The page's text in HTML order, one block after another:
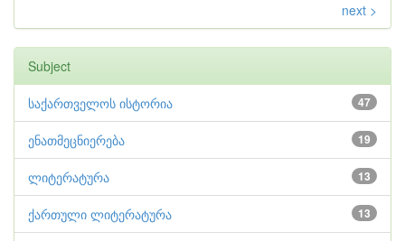
next >
Subject
47
საქართველოს ისტორია
19
ენათმეცნიერება
13
ლიტერატურა
13
ქართული ლიტერატურა